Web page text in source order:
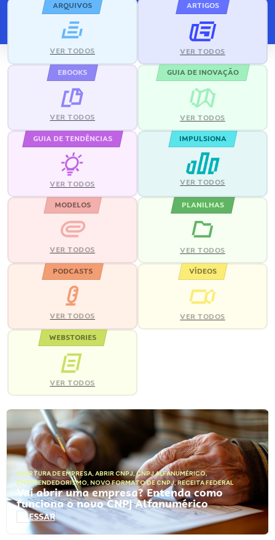
ARQUIVOS
VER TODOS
ARTIGOS
VER TODOS
EBOOKS
VER TODOS
GUIA DE INOVAÇÃO
VER TODOS
GUIA DE TENDÊNCIAS
VER TODOS
IMPULSIONA
VER TODOS
MODELOS
VER TODOS
PLANILHAS
VER TODOS
PODCASTS
VER TODOS
VÍDEOS
VER TODOS
WEBSTORIES
VER TODOS
ABERTURA DE EMPRESA, ABRIR CNPJ,CNPJ ALFANUMÉRICO,
EMPREENDEDORISMO, NOVO FORMATO DE CNPJ,RECEITA FEDERAL
Vai abrir uma empresa? Entenda como
funciona o novo CNPJ Alfanumérico
ACESSAR